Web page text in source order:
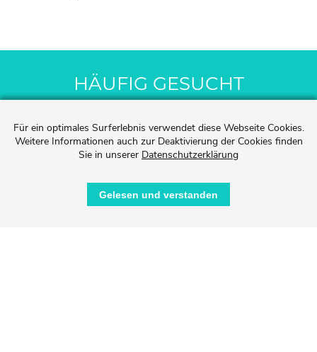
HÄUFIG GESUCHT
Für ein optimales Surferlebnis verwendet diese Webseite Cookies.
Weitere Informationen auch zur Deaktivierung der Cookies finden
Sie in unserer Datenschutzerklärung
Gelesen und verstanden